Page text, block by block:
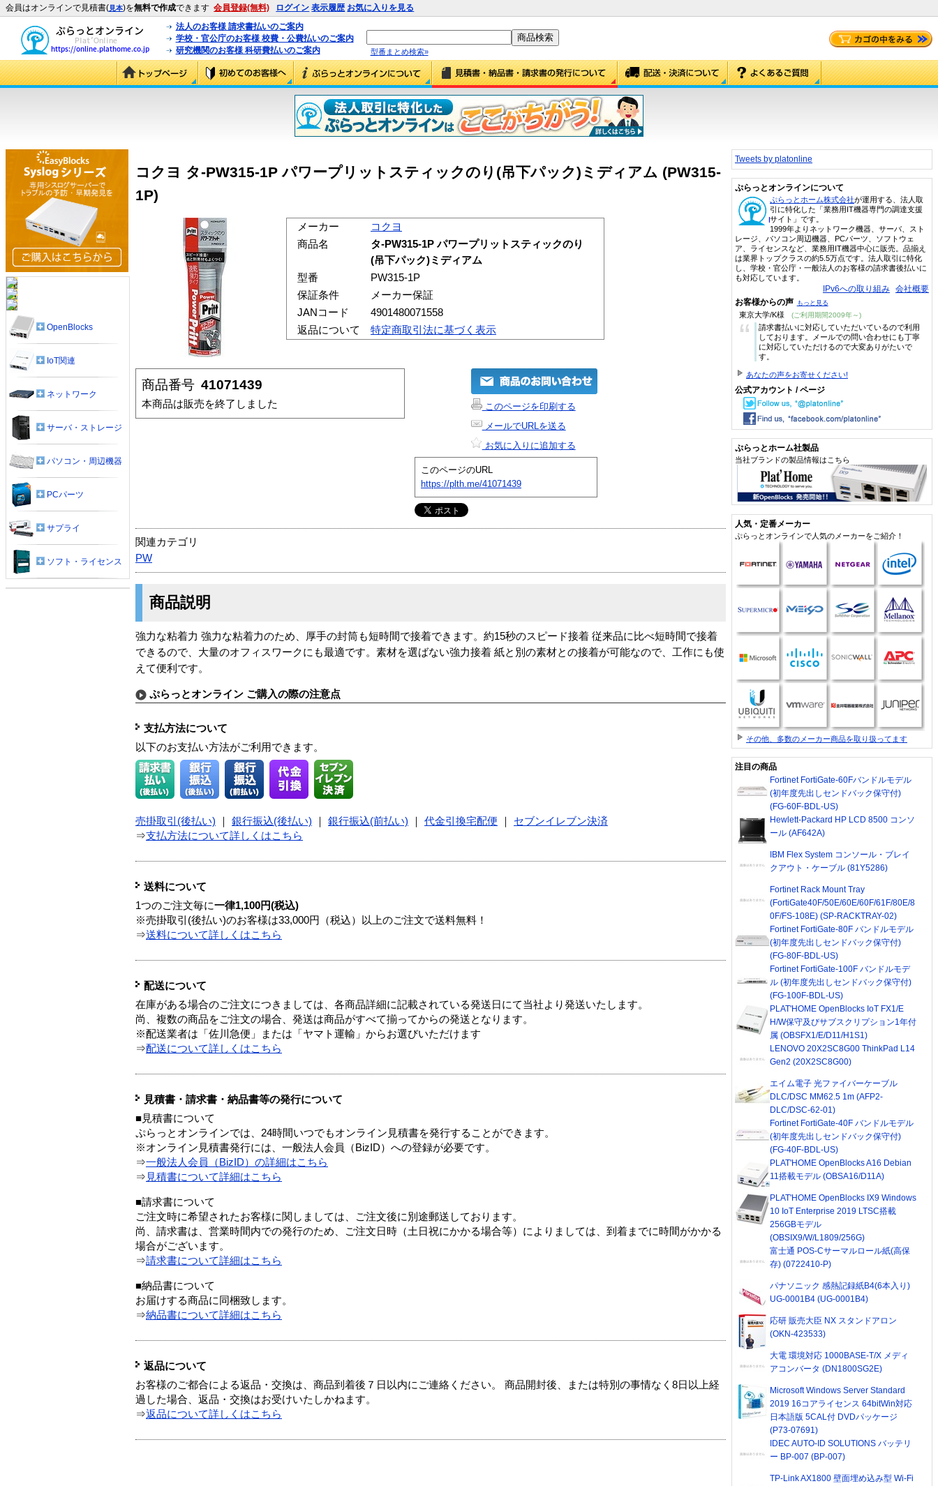
会員はオンラインで見積書(見本)を無料で作成できます 会員登録(無料) ログイン 表示履歴 お気に入りを見る
法人のお客様 請求書払いのご案内
学校・官公庁のお客様 校費・公費払いのご案内
研究機関のお客様 科研費払いのご案内
型番まとめ検索»
コクヨ タ-PW315-1P パワープリットスティックのり(吊下パック)ミディアム (PW315-
1P)
メーカー
コクヨ
商品名
タ-PW315-1P パワープリットスティックのり
(吊下パック)ミディアム
型番
PW315-1P
保証条件
メーカー保証
JANコード
4901480071558
返品について
特定商取引法に基づく表示
商品番号 41071439
本商品は販売を終了しました
このページを印刷する
メールでURLを送る
お気に入りに追加する
このページのURL
https://plth.me/41071439
関連カテゴリ
PW
商品説明
強力な粘着力 強力な粘着力のため、厚手の封筒も短時間で接着できます。約15秒のスピード接着 従来品に比べ短時間で接着
できるので、大量のオフィスワークにも最適です。素材を選ばない強力接着 紙と別の素材との接着が可能なので、工作にも使
えて便利です。
ぷらっとオンライン ご購入の際の注意点
支払方法について
以下のお支払い方法がご利用できます。
売掛取引(後払い) 銀行振込(後払い) 銀行振込(前払い) 代金引換宅配便
セブンイレブン決済
⇒支払方法について詳しくはこちら
送料について
1つのご注文毎に一律1,100円(税込)
※売掛取引(後払い)のお客様は33,000円（税込）以上のご注文で送料無料！
⇒送料について詳しくはこちら
配送について
在庫がある場合のご注文につきましては、各商品詳細に記載されている発送日にて当社より発送いたします。
尚、複数の商品をご注文の場合、発送は商品がすべて揃ってからの発送となります。
※配送業者は「佐川急便」または「ヤマト運輸」からお選びいただけます
⇒配送について詳しくはこちら
見積書・請求書・納品書等の発行について
■見積書について
ぷらっとオンラインでは、24時間いつでもオンライン見積書を発行することができます。
※オンライン見積書発行には、一般法人会員（BizID）への登録が必要です。
⇒一般法人会員（BizID）の詳細はこちら
⇒ 見積書について詳細はこちら
■請求書について
ご注文時に希望されたお客様に関しましては、ご注文後に別途郵送しております。
尚、請求書は、営業時間内での発行のため、ご注文日時（土日祝にかかる場合等）によりましては、到着までに時間がかかる
場合がございます。
⇒請求書について詳細はこちら
■納品書について
お届けする商品に同梱致します。
⇒納品書について詳細はこちら
返品について
お客様のご都合による返品・交換は、商品到着後７日以内にご連絡ください。 商品開封後、または特別の事情なく8日以上経
過した場合、返品・交換はお受けいたしかねます。
⇒返品について詳しくはこちら
OpenBlocks
IoT関連
ネットワーク
サーバ・ストレージ
パソコン・周辺機器
PCパーツ
サプライ
ソフト・ライセンス
Tweets by platonline
ぷらっとオンラインについて
ぷらっとホーム株式会社が運用する、法人取
引に特化した「業務用IT機器専門の調達支援
サイト」です。
1999年よりネットワーク機器、サーバ、スト
レージ、パソコン周辺機器、PCパーツ、ソフトウェ
ア、ライセンスなど、業務用IT機器中心に販売。品揃え
は業界トップクラスの約5.5万点です。法人取引に特化
し、学校・官公庁・一般法人のお客様の請求書後払いに
も対応しています。
IPv6への取り組み 会社概要
お客様からの声 もっと見る
東京大学/K様 (ご利用期間2009年～)
“
請求書払いに対応していただいているので利用
しております。メールでの問い合わせにも丁寧
に対応していただけるので大変ありがたいで
す。
あなたの声をお寄せください!
公式アカウント / ページ
ぷらっとホーム社製品
当社ブランドの製品情報はこちら
人気・定番メーカー
ぷらっとオンラインで人気のメーカーをご紹介！
その他、多数のメーカー商品を取り扱ってます
注目の商品
Fortinet FortiGate-60Fバンドルモデル
(初年度先出しセンドバック保守付)
(FG-60F-BDL-US)
Hewlett-Packard HP LCD 8500 コンソ
ール (AF642A)
IBM Flex System コンソール・ブレイ
クアウト・ケーブル (81Y5286)
Fortinet Rack Mount Tray
(FortiGate40F/50E/60E/60F/61F/80E/8
0F/FS-108E) (SP-RACKTRAY-02)
Fortinet FortiGate-80F バンドルモデル
(初年度先出しセンドバック保守付)
(FG-80F-BDL-US)
Fortinet FortiGate-100F バンドルモデ
ル (初年度先出しセンドバック保守付)
(FG-100F-BDL-US)
PLAT'HOME OpenBlocks IoT FX1/E
H/W保守及びサブスクリプション1年付
属 (OBSFX1/E/D11/H1S1)
LENOVO 20X2SC8G00 ThinkPad L14
Gen2 (20X2SC8G00)
エイム電子 光ファイバーケーブル
DLC/DSC MM62.5 1m (AFP2-
DLC/DSC-62-01)
Fortinet FortiGate-40F バンドルモデル
(初年度先出しセンドバック保守付)
(FG-40F-BDL-US)
PLAT'HOME OpenBlocks A16 Debian
11搭載モデル (OBSA16/D11A)
PLAT'HOME OpenBlocks IX9 Windows
10 IoT Enterprise 2019 LTSC搭載
256GBモデル
(OBSIX9/W/L1809/256G)
富士通 POS-Cサーマルロール紙(高保
存) (0722410-P)
パナソニック 感熱記録紙B4(6本入り)
UG-0001B4 (UG-0001B4)
応研 販売大臣 NX スタンドアロン
(OKN-423533)
大電 環境対応 1000BASE-T/X メディ
アコンバータ (DN1800SG2E)
Microsoft Windows Server Standard
2019 16コアライセンス 64bitWin対応
日本語版 5CAL付 DVDパッケージ
(P73-07691)
IDEC AUTO-ID SOLUTIONS バッテリ
ー BP-007 (BP-007)
TP-Link AX1800 壁面埋め込み型 Wi-Fi